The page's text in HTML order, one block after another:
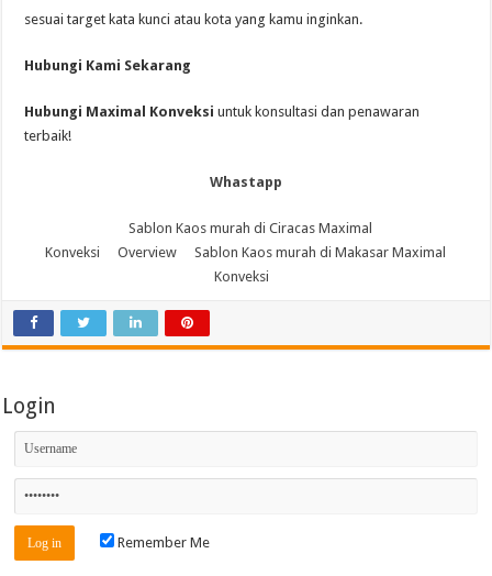
sesuai target kata kunci atau kota yang kamu inginkan.
Hubungi Kami Sekarang
Hubungi Maximal Konveksi untuk konsultasi dan penawaran
terbaik!
Whastapp
Sablon Kaos murah di Ciracas Maximal
Konveksi
Overview
Sablon Kaos murah di Makasar Maximal
Konveksi
Login
Remember Me